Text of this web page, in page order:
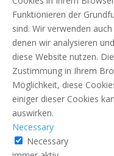
Funktionieren der
sind. Wir verwenden
denen wir analysieren
diese Website nutzen.
Zustimmung in Ihrem
Möglichkeit, diese
einiger dieser Cookies
auswirken.
Necessary
Necessary